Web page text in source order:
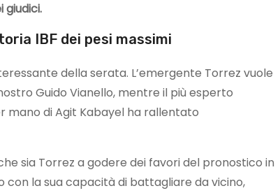
giudici.
IBF dei pesi massimi
della serata. L’emergente Torrez vuole
Guido Vianello, mentre il più esperto
mano di Agit Kabayel ha rallentato
sia Torrez a godere dei favori del pronostico in
con la sua capacità di battagliare da vicino,